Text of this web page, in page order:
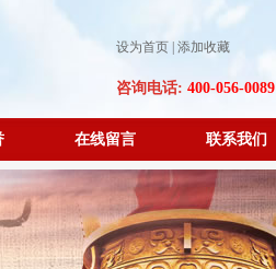
设为首页 添加收藏
咨询电话: 400-056-0089
在线留言 联系我们